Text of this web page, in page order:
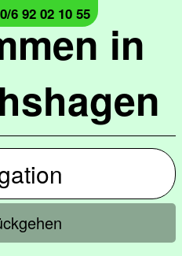
in
6 92 02 10 55